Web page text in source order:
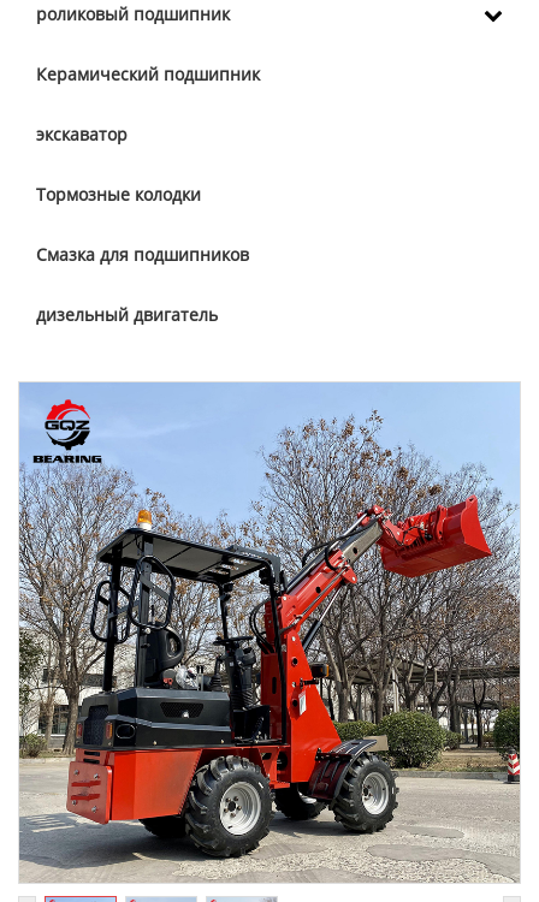
роликовый подшипник
Керамический подшипник
экскаватор
Тормозные колодки
Смазка для подшипников
дизельный двигатель